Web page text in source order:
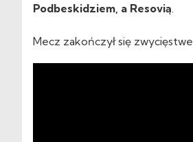
Podbeskidziem, a Resovią
Mecz zakończył się